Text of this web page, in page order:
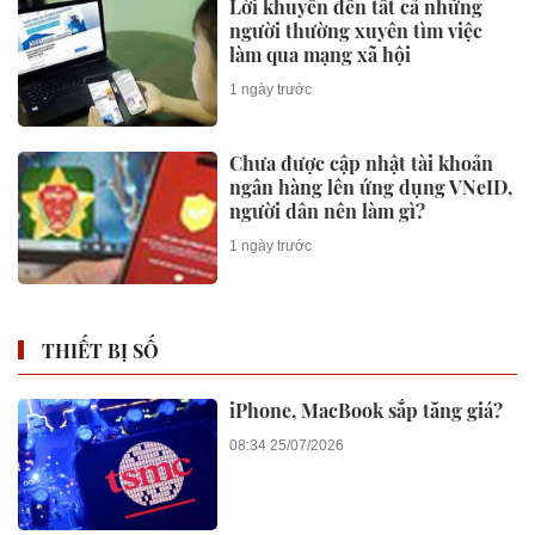
Lời khuyên đến tất cả những
người thường xuyên tìm việc
làm qua mạng xã hội
1 ngày trước
Chưa được cập nhật tài khoản
ngân hàng lên ứng dụng VNeID,
người dân nên làm gì?
1 ngày trước
THIẾT BỊ SỐ
iPhone, MacBook sắp tăng giá?
08:34 25/07/2026